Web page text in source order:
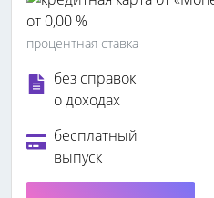
от 0,00 %
процентная ставка
без справок
о доходах
бесплатный
выпуск